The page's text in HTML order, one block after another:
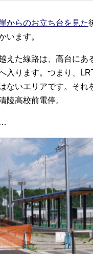
からのお立ち台を見た
います。
えた線路は、高台にあ
入ります。つまり、
ないエリアです。それ
陵高校前電停。